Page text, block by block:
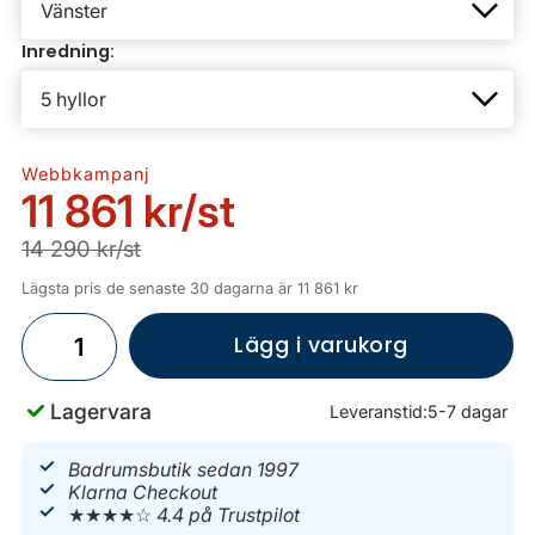
Inredning:
Webbkampanj
11 861 kr/st
14 290 kr/st
Lägsta pris de senaste 30 dagarna är 11 861 kr
Lägg i varukorg
Lagervara Leveranstid:5-7 dagar
Badrumsbutik sedan 1997
Klarna Checkout
★★★★☆4.4 på Trustpilot